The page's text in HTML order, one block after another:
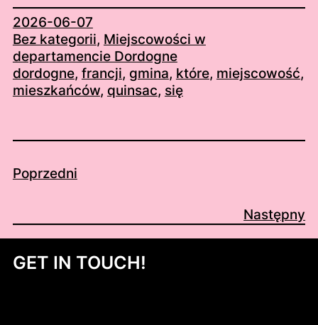
2026-06-07
Bez kategorii, Miejscowości w
departamencie Dordogne
dordogne, francji, gmina, które, miejscowość
mieszkańców, quinsac, się
Poprzedni
Następny
GET IN TOUCH!